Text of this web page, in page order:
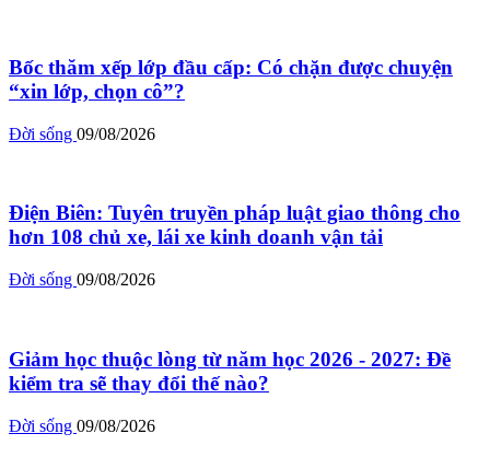
Bốc thăm xếp lớp đầu cấp: Có chặn được chuyện
“xin lớp, chọn cô”?
Đời sống 09/08/2026
Điện Biên: Tuyên truyền pháp luật giao thông cho
hơn 108 chủ xe, lái xe kinh doanh vận tải
Đời sống 09/08/2026
Giảm học thuộc lòng từ năm học 2026 - 2027: Đề
kiểm tra sẽ thay đổi thế nào?
Đời sống 09/08/2026